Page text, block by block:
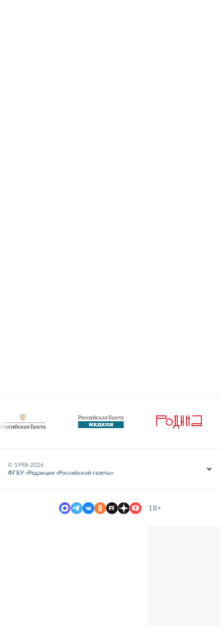
© 1998-2026
ФГБУ «Редакция «Российской газеты»
18+